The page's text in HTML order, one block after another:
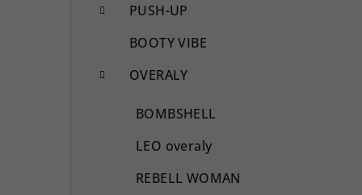
PUSH-UP
BOOTY VIBE
OVERALY
BOMBSHELL
LEO overaly
REBELL WOMAN